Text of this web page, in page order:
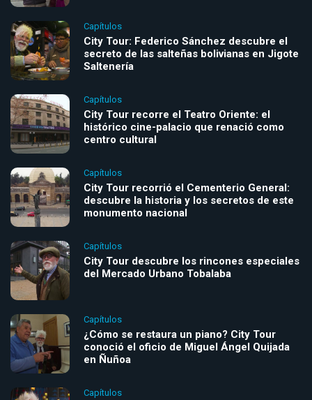
Capítulos
City Tour: Federico Sánchez descubre el
secreto de las salteñas bolivianas en Jigote
Saltenería
Capítulos
City Tour recorre el Teatro Oriente: el
histórico cine-palacio que renació como
centro cultural
Capítulos
City Tour recorrió el Cementerio General:
descubre la historia y los secretos de este
monumento nacional
Capítulos
City Tour descubre los rincones especiales
del Mercado Urbano Tobalaba
Capítulos
¿Cómo se restaura un piano? City Tour
conoció el oficio de Miguel Ángel Quijada
en Ñuñoa
Capítulos